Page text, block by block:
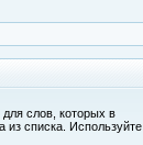
для слов, которых в
из списка. Используйте